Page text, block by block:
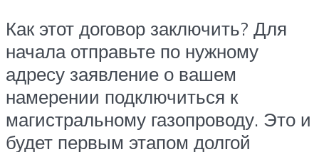
Как этот договор заключить? Для
начала отправьте по нужному
адресу заявление о вашем
намерении подключиться к
магистральному газопроводу. Это и
будет первым этапом долгой